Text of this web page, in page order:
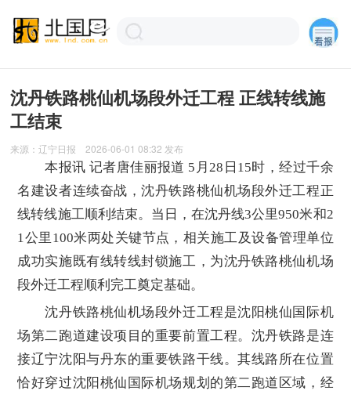
沈丹铁路桃仙机场段外迁工程 正线转线施
工结束
来源：辽宁日报 2026-06-01 08:32 发布
本报讯 记者唐佳丽报道 5月28日15时，经过千余
名建设者连续奋战，沈丹铁路桃仙机场段外迁工程正
线转线施工顺利结束。当日，在沈丹线3公里950米和2
1公里100米两处关键节点，相关施工及设备管理单位
成功实施既有线转线封锁施工，为沈丹铁路桃仙机场
段外迁工程顺利完工奠定基础。
沈丹铁路桃仙机场段外迁工程是沈阳桃仙国际机
场第二跑道建设项目的重要前置工程。沈丹铁路是连
接辽宁沈阳与丹东的重要铁路干线。其线路所在位置
恰好穿过沈阳桃仙国际机场规划的第二跑道区域，经